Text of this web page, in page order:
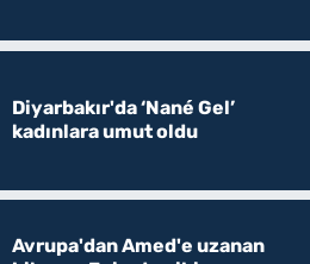
Diyarbakır'da ‘Nané Gel’
kadınlara umut oldu
Avrupa'dan Amed'e uzanan